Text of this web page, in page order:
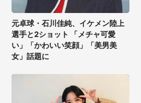
元卓球・石川佳純、イケメン陸上
選手と2ショット 「メチャ可愛
い」「かわいい笑顔」「美男美
女」話題に